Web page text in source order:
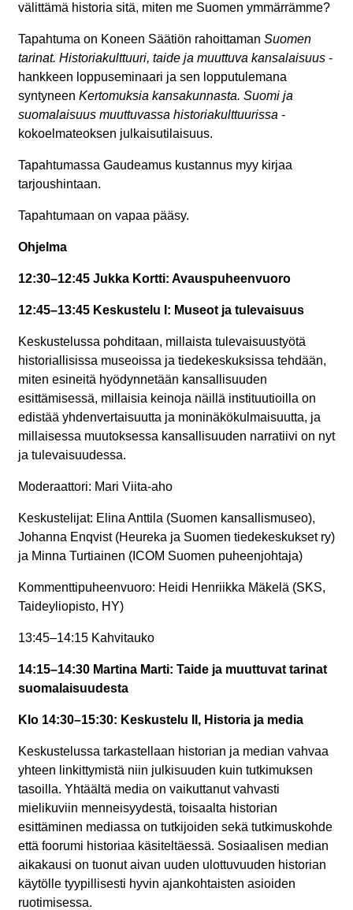
välittämä historia sitä, miten me Suomen ymmärrämme?
Tapahtuma on Koneen Säätiön rahoittaman Suomen
tarinat. Historiakulttuuri, taide ja muuttuva kansalaisuus -
hankkeen loppuseminaari ja sen lopputulemana
syntyneen Kertomuksia kansakunnasta. Suomi ja
suomalaisuus muuttuvassa historiakulttuurissa -
kokoelmateoksen julkaisutilaisuus.
Tapahtumassa Gaudeamus kustannus myy kirjaa
tarjoushintaan.
Tapahtumaan on vapaa pääsy.
Ohjelma
12:30–12:45 Jukka Kortti: Avauspuheenvuoro
12:45–13:45 Keskustelu I: Museot ja tulevaisuus
Keskustelussa pohditaan, millaista tulevaisuustyötä
historiallisissa museoissa ja tiedekeskuksissa tehdään,
miten esineitä hyödynnetään kansallisuuden
esittämisessä, millaisia keinoja näillä instituutioilla on
edistää yhdenvertaisuutta ja moninäkökulmaisuutta, ja
millaisessa muutoksessa kansallisuuden narratiivi on nyt
ja tulevaisuudessa.
Moderaattori: Mari Viita-aho
Keskustelijat: Elina Anttila (Suomen kansallismuseo),
Johanna Enqvist (Heureka ja Suomen tiedekeskukset ry)
ja Minna Turtiainen (ICOM Suomen puheenjohtaja)
Kommenttipuheenvuoro: Heidi Henriikka Mäkelä (SKS,
Taideyliopisto, HY)
13:45–14:15 Kahvitauko
14:15–14:30 Martina Marti: Taide ja muuttuvat tarinat
suomalaisuudesta
Klo 14:30–15:30: Keskustelu II, Historia ja media
Keskustelussa tarkastellaan historian ja median vahvaa
yhteen linkittymistä niin julkisuuden kuin tutkimuksen
tasoilla. Yhtäältä media on vaikuttanut vahvasti
mielikuviin menneisyydestä, toisaalta historian
esittäminen mediassa on tutkijoiden sekä tutkimuskohde
että foorumi historiaa käsiteltäessä. Sosiaalisen median
aikakausi on tuonut aivan uuden ulottuvuuden historian
käytölle tyypillisesti hyvin ajankohtaisten asioiden
ruotimisessa.